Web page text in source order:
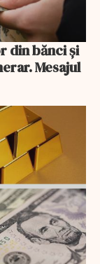
din bănci şi
Mesajul